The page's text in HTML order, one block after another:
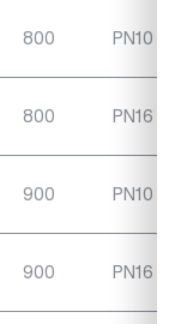
800 PN10
800 PN16
900 PN10
900 PN16